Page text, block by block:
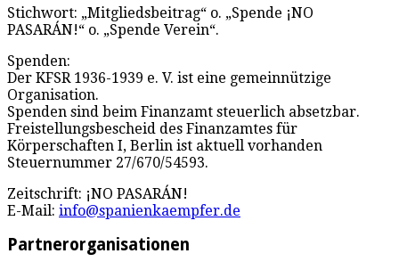
Stichwort: „Mitgliedsbeitrag“ o. „Spende ¡NO
PASARÁN!“ o. „Spende Verein“.
Spenden:
Der KFSR 1936-1939 e. V. ist eine gemeinnützige
Organisation.
Spenden sind beim Finanzamt steuerlich absetzbar.
Freistellungsbescheid des Finanzamtes für
Körperschaften I, Berlin ist aktuell vorhanden
Steuernummer 27/670/54593.
Zeitschrift: ¡NO PASARÁN!
E-Mail: info@spanienkaempfer.de
Partnerorganisationen